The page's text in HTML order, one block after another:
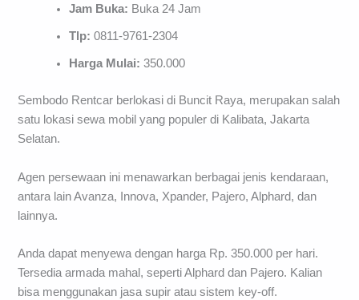
Jam Buka: Buka 24 Jam
Tlp: 0811-9761-2304
Harga Mulai: 350.000
Sembodo Rentcar berlokasi di Buncit Raya, merupakan salah
satu lokasi sewa mobil yang populer di Kalibata, Jakarta
Selatan.
Agen persewaan ini menawarkan berbagai jenis kendaraan,
antara lain Avanza, Innova, Xpander, Pajero, Alphard, dan
lainnya.
Anda dapat menyewa dengan harga Rp. 350.000 per hari.
Tersedia armada mahal, seperti Alphard dan Pajero. Kalian
bisa menggunakan jasa supir atau sistem key-off.